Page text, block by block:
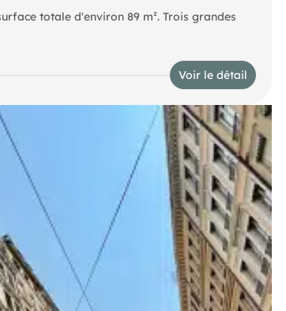
totale d'environ 89 m². Trois grandes
Voir le détail